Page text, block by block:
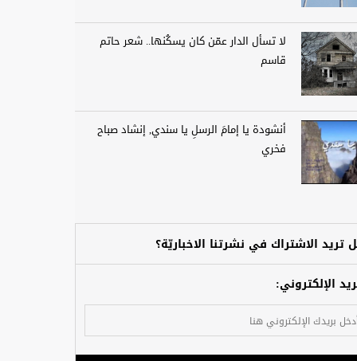
لا تسأل الدار عمّن كان يسكُنها.. شعر حاتم
قاسم
أنشودة يا إمامَ الرسلِ يا سندي, إنشاد صباح
فخري
تريد الاشتراك في نشرتنا الاخباريّة؟
الإلكتروني: